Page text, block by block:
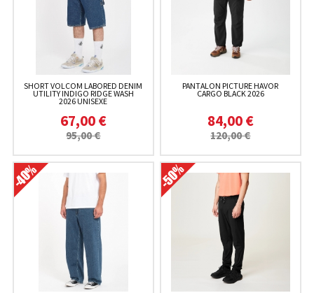
SHORT VOLCOM LABORED DENIM
UTILITY INDIGO RIDGE WASH
2026 UNISEXE
67,00 €
95,00 €
PANTALON PICTURE HAVOR
CARGO BLACK 2026
84,00 €
120,00 €